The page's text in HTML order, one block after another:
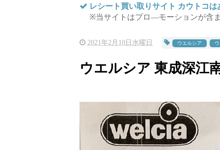
レシート買い取りサイト カウトコ
※当サイトはプロ―モーションが含
2021年2月10日水曜日 ウエルシア
ウエルシア 東成深江